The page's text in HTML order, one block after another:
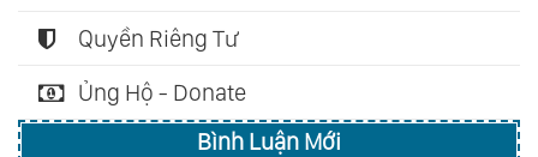
Quyền Riêng Tư
Ủng Hộ - Donate
Bình Luận Mới